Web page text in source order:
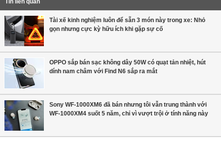
Tin liên quan
Tài xế kinh nghiệm luôn để sẵn 3 món này trong xe: Nhỏ
gọn nhưng cực kỳ hữu ích khi gặp sự cố
OPPO sắp bán sạc không dây 50W có quạt tản nhiệt, hút
dính nam châm với Find N6 sắp ra mắt
Sony WF-1000XM6 đã bán nhưng tôi vẫn trung thành với
WF-1000XM4 suốt 5 năm, chỉ vì vượt trội ở tính năng này